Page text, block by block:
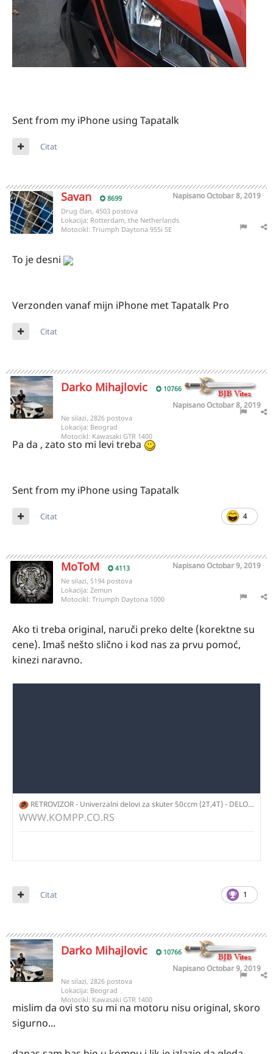
Sent from my iPhone using Tapatalk
Citat
Savan 8699 NapisanoOctobar 8, 2019
Drug član, 4503 postova
Lokacija: Rotterdam, the Netherlands
Motocikl: Triumph Daytona 955i SE
To je desni
Verzonden vanaf mijn iPhone met Tapatalk Pro
Citat
Darko Mihajlovic 10766
NapisanoOctobar 8, 2019
Ne silazi, 2826 postova
Lokacija: Beograd
Motocikl: Kawasaki GTR 1400
Pa da , zato sto mi levi treba
Sent from my iPhone using Tapatalk
4
Citat
MoToM 4113 NapisanoOctobar 9, 2019
Ne silazi, 5194 postova
Lokacija: Zemun
Motocikl: Triumph Daytona 1000
Ako ti treba original, naruči preko delte (korektne su
cene). Imaš nešto slično i kod nas za prvu pomoć,
kinezi naravno.
RETROVIZOR - Univerzalni delovi za skuter 50ccm (2T,4T) - DELOVI ZA KINESKE SKUTERE - Kompp.Co - Motori, Delovi, Oprema... Beograd, Srbija
WWW.KOMPP.CO.RS
1
Citat
Darko Mihajlovic 10766
NapisanoOctobar 9, 2019
Ne silazi, 2826 postova
Lokacija: Beograd
Motocikl: Kawasaki GTR 1400
mislim da ovi sto su mi na motoru nisu original, skoro
sigurno...